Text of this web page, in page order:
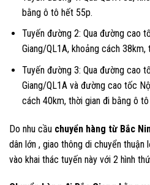
bằng ô tô hết 55p.
Tuyến đường 2: Qua đường cao
Giang/QL1A, khoảng cách
Tuyến đường 3: Qua đường cao
Giang/QL1A và đường cao tốc
cách 40km, thời gian đi bằng ô
Do nhu cầu chuyển hàng từ Bắc
dân lớn , giao thông di chuyển
vào khai thác tuyến này với 2 hình